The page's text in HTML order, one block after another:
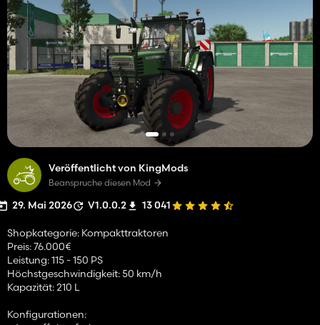
Veröffentlicht von KingMods
Beanspruche diesen Mod
29. Mai 2026 V1.0.0.2 13 041
Shopkategorie: Kompakttraktoren
Preis: 76.000€
Leistung: 115 - 150 PS
Höchstgeschwindigkeit: 50 km/h
Kapazität: 210 L
Konfigurationen: